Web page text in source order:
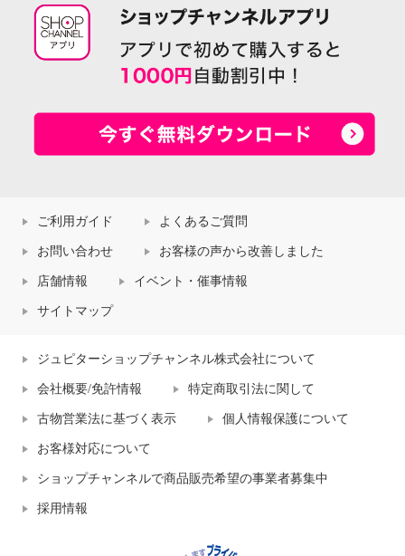
ご利用ガイド よくあるご質問
お問い合わせ お客様の声から改善しました
店舗情報 イベント・催事情報
サイトマップ
ジュピターショップチャンネル株式会社について
会社概要/免許情報 特定商取引法に関して
古物営業法に基づく表示 個人情報保護について
お客様対応について
ショップチャンネルで商品販売希望の事業者募集中
採用情報